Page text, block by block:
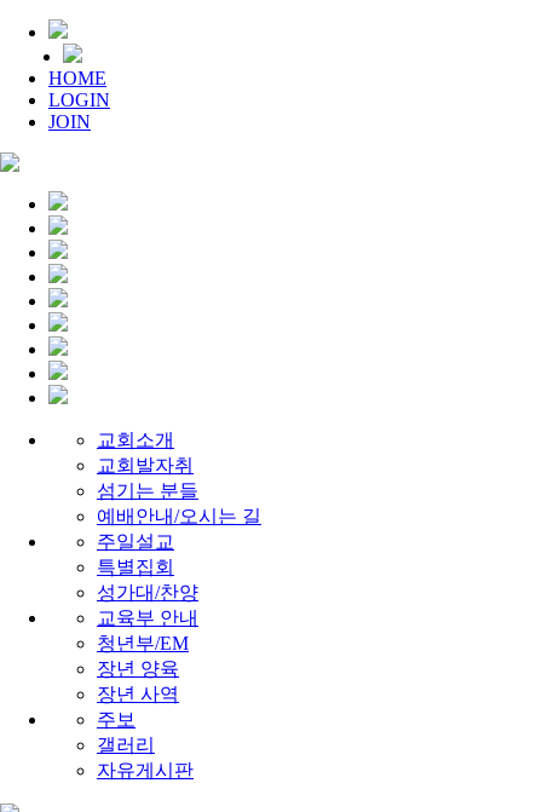
HOME
LOGIN
JOIN
교회소개
교회발자취
섬기는 분들
예배안내/오시는 길
주일설교
특별집회
성가대/찬양
교육부 안내
청년부/EM
장년 양육
장년 사역
주보
갤러리
자유게시판